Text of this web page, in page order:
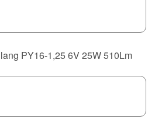
PY16-1,25 6V 25W 510Lm